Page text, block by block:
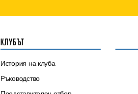
КЛУБЪТ
История на клуба
Ръководство